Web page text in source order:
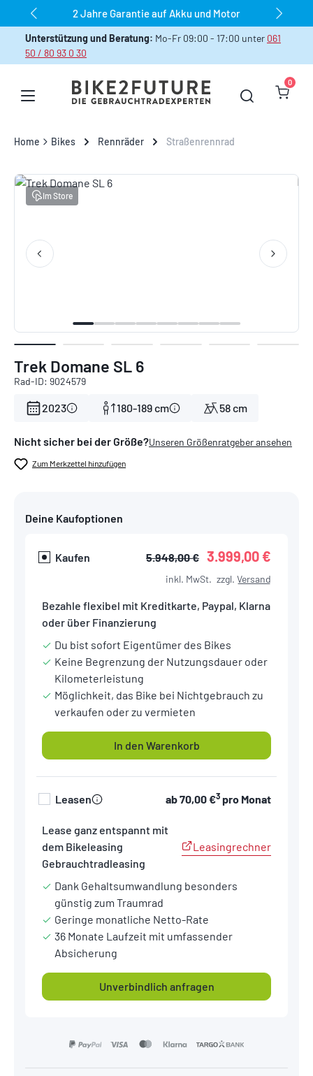
Zum Hauptinhalt springendauerhaft über 1.000 Bikes sofort verfügbar
Unterstützung und Beratung: Mo-Fr 09:00 - 17:00 unter 061
50 / 80 93 0 30
0
Home Bikes Rennräder Straßenrennrad
Bildergalerie überspringen
Im Store
Trek Domane SL 6
Rad-ID: 9024579
2023 180-189 cm 58 cm
Nicht sicher bei der Größe?Unseren Größenratgeber ansehen
Zum Merkzettel hinzufügen
Deine Kaufoptionen
Kaufen 5.948,00 € 3.999,00 €
inkl. MwSt. zzgl. Versand
Bezahle flexibel mit Kreditkarte, Paypal, Klarna
oder über Finanzierung
Du bist sofort Eigentümer des Bikes
Keine Begrenzung der Nutzungsdauer oder
Kilometerleistung
Möglichkeit, das Bike bei Nichtgebrauch zu
verkaufen oder zu vermieten
In den Warenkorb
Leasen ab70,00 €3 pro Monat
Lease ganz entspannt mit
dem Bikeleasing
Gebrauchtradleasing
Leasingrechner
Dank Gehaltsumwandlung besonders
günstig zum Traumrad
Geringe monatliche Netto-Rate
36 Monate Laufzeit mit umfassender
Absicherung
Unverbindlich anfragen